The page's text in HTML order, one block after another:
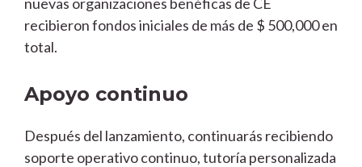
recibieron fondos iniciales de más de $ 500,000 en
total.
Apoyo continuo
Después del lanzamiento, continuarás recibiendo
soporte operativo continuo, tutoría personalizada